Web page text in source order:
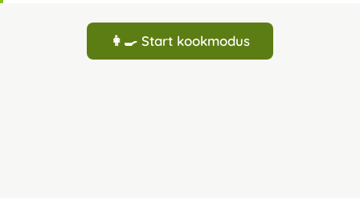
👩‍🍳 Start kookmodus